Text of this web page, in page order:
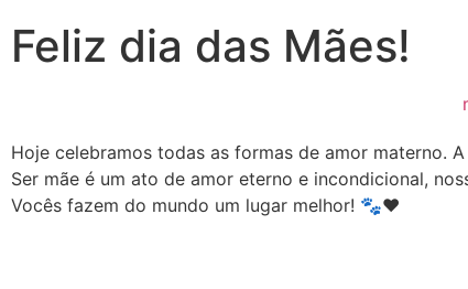
Feliz dia das Mães!
Hoje celebramos todas as formas de amor materno.
Ser mãe é um ato de amor eterno e incondicional,
Vocês fazem do mundo um lugar melhor! 🐾❤️